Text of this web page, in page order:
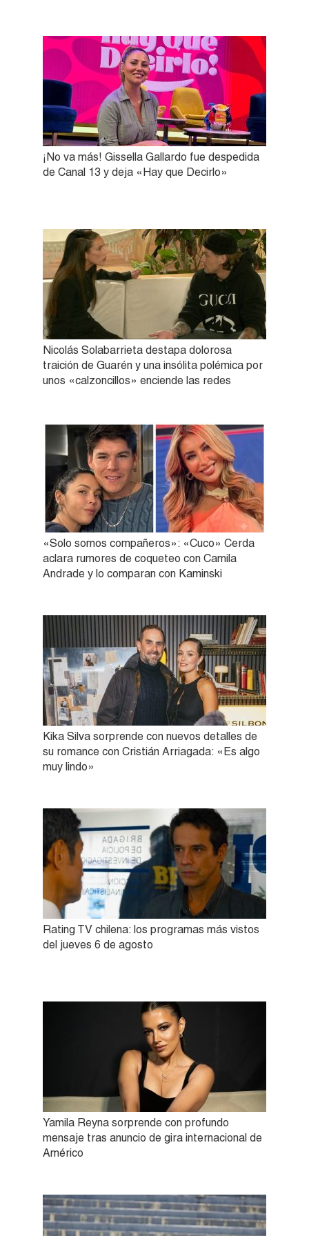
¡No va más! Gissella Gallardo fue despedida
de Canal 13 y deja «Hay que Decirlo»
Nicolás Solabarrieta destapa dolorosa
traición de Guarén y una insólita polémica por
unos «calzoncillos» enciende las redes
«Solo somos compañeros»: «Cuco» Cerda
aclara rumores de coqueteo con Camila
Andrade y lo comparan con Kaminski
Kika Silva sorprende con nuevos detalles de
su romance con Cristián Arriagada: «Es algo
muy lindo»
Rating TV chilena: los programas más vistos
del jueves 6 de agosto
Yamila Reyna sorprende con profundo
mensaje tras anuncio de gira internacional de
Américo